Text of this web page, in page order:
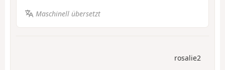
Maschinell übersetzt
rosalie2